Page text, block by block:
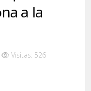
a la
Visitas: 526